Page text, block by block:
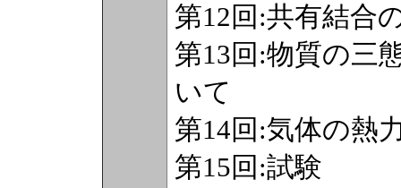
第12回:共有結合
第13回:物質の三
いて
第14回:気体の熱
第15回:試験